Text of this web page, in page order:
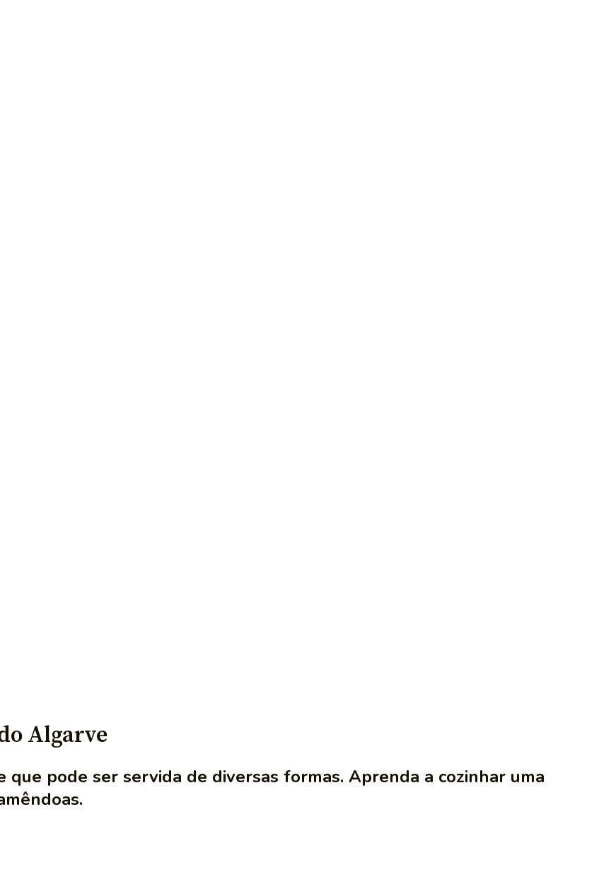
Algarve
pode ser servida de diversas formas. Aprenda a cozinhar uma